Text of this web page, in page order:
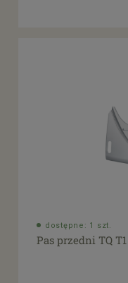
dostępne: 1 szt.
Pas przedni TQ T1